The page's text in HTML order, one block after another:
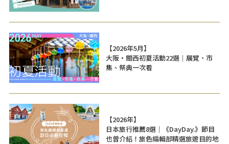
【2026年5月】
大阪・關西初夏活動22選｜展覽、市
集、祭典一次看
【2026年】
日本旅行推薦8選｜《DayDay.》節目
也曾介紹！旅色編輯部精選旅遊目的地